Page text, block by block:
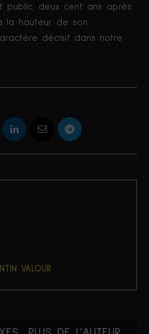
public, deux cent ans après
la hauteur de son
décisif dans notre
VALOUR